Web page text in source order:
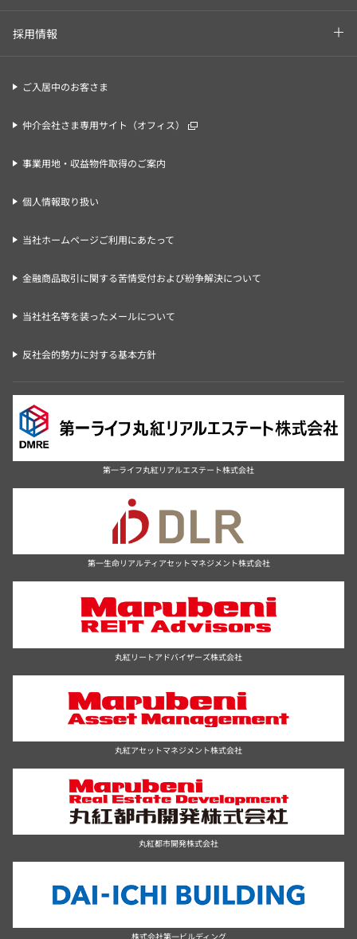
採用情報
ご入居中のお客さま
仲介会社さま専用サイト（オフィス）
事業用地・収益物件取得のご案内
個人情報取り扱い
当社ホームページご利用にあたって
金融商品取引に関する苦情受付および紛争解決について
当社社名等を装ったメールについて
反社会的勢力に対する基本方針
第一ライフ丸紅リアルエステート株式会社
第一生命リアルティアセットマネジメント株式会社
丸紅リートアドバイザーズ株式会社
丸紅アセットマネジメント株式会社
丸紅都市開発株式会社
株式会社第一ビルディング